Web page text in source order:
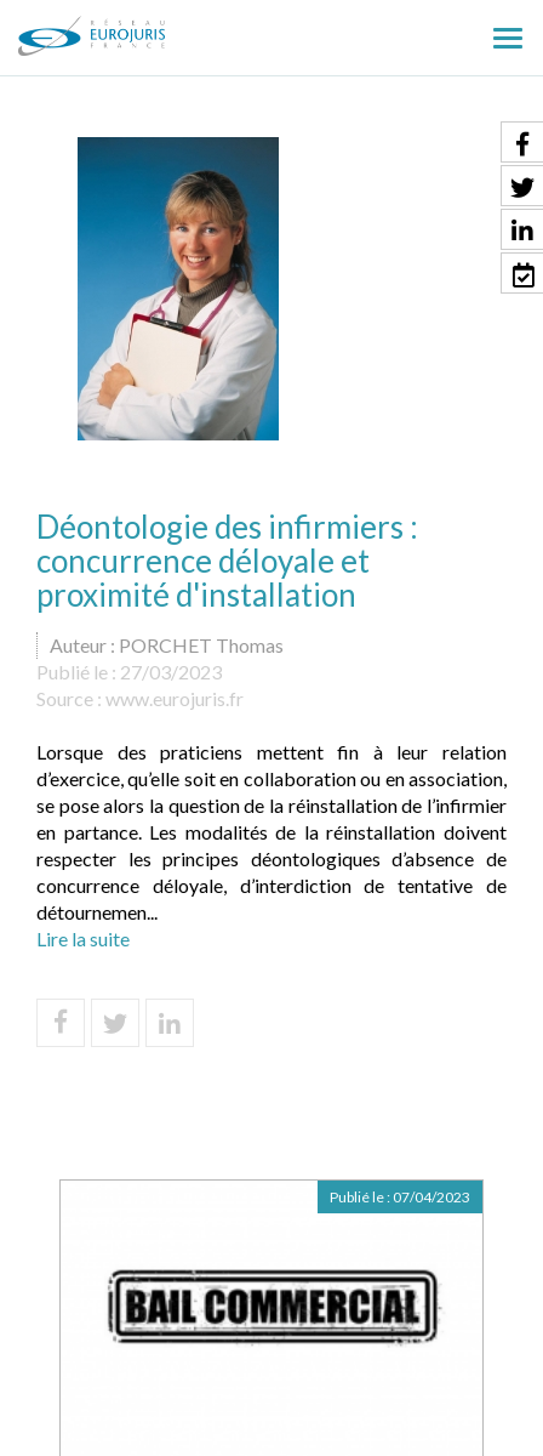
le
Déontologie des infirmiers :
concurrence déloyale et
proximité d'installation
Auteur : PORCHET Thomas
Publié le : 27/03/2023
Source : www.eurojuris.fr
Lorsque des praticiens mettent fin à leur relation
d’exercice, qu’elle soit en collaboration ou en association,
se pose alors la question de la réinstallation de l’infirmier
en partance. Les modalités de la réinstallation doivent
respecter les principes déontologiques d’absence de
concurrence déloyale, d’interdiction de tentative de
détournemen...
Lire la suite
Publié le : 07/04/2023